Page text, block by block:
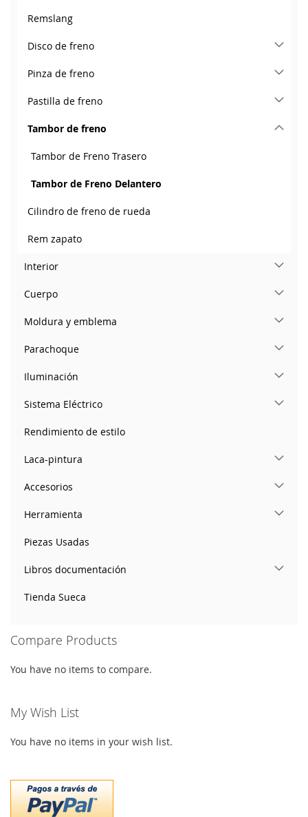
Remslang
Disco de freno
Pinza de freno
Pastilla de freno
Tambor de freno
Tambor de Freno Trasero
Tambor de Freno Delantero
Cilindro de freno de rueda
Rem zapato
Interior
Cuerpo
Moldura y emblema
Parachoque
Iluminación
Sistema Eléctrico
Rendimiento de estilo
Laca-pintura
Accesorios
Herramienta
Piezas Usadas
Libros documentación
Tienda Sueca
Compare Products
You have no items to compare.
My Wish List
You have no items in your wish list.